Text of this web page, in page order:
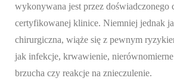
wykonywana jest przez doświadczonego
certyfikowanej klinice. Niemniej jednak
chirurgiczna, wiąże się z pewnym
jak infekcje, krwawienie, nierównomierne
brzucha czy reakcje na znieczulenie.